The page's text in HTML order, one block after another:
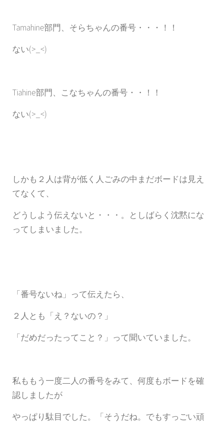
Tamahine部門、そらちゃんの番号・・・！！
ない(>_<)
Tiahine部門、こなちゃんの番号・・！！
ない(>_<)
しかも２人は背が低く人ごみの中まだボードは見え
てなくて、
どうしよう伝えないと・・・。としばらく沈黙にな
ってしまいました。
「番号ないね」って伝えたら、
２人とも「え？ないの？」
「だめだったってこと？」って聞いていました。
私ももう一度二人の番号をみて、何度もボードを確
認しましたが
やっぱり駄目でした。「そうだね。でもすっごい頑